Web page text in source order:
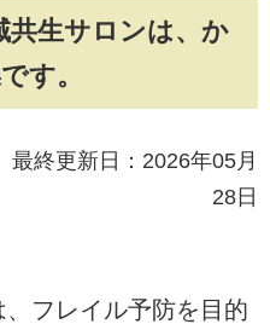
共生サロンは、か
す。
終更新日：2026年05月
28日
フレイル予防を目的